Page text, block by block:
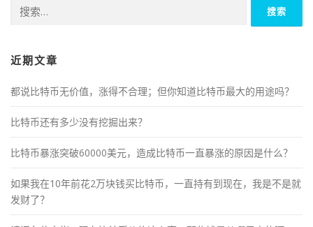
索：
近期文章
都说比特币无价值，涨得不合理；但你知道比特币最大的用途吗？
比特币还有多少没有挖掘出来？
比特币暴涨突破60000美元，造成比特币一直暴涨的原因是什么？
如果我在10年前花2万块钱买比特币，一直持有到现在，我是不是就
发财了？